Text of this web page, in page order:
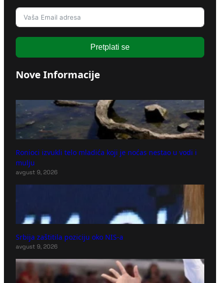
Pretplati se
Nove Informacije
Ronioci izvukli telo mladića koji je noćas nestao u vodi i
mulju
avgust 9, 2026
Srbija zaštitila poziciju oko NIS-a
avgust 9, 2026